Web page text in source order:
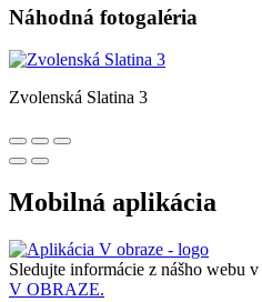
Náhodná fotogaléria
Zvolenská Slatina 3
Mobilná aplikácia
Sledujte informácie z nášho webu v
V OBRAZE.